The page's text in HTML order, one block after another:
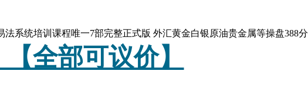
法系统培训课程唯一7部完整正式版 外汇黄金白银原油贵金属等操盘388分
【全部可议价】